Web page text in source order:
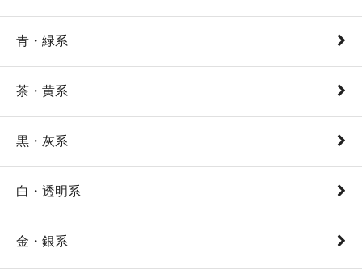
青・緑系
茶・黄系
黒・灰系
白・透明系
金・銀系